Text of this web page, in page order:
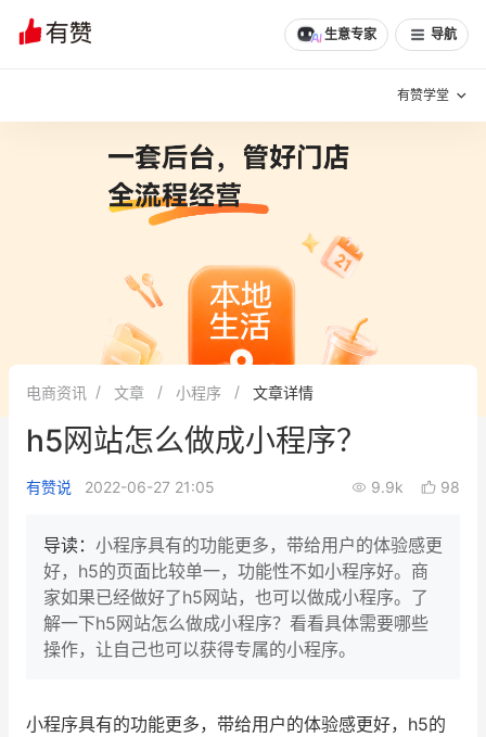
生意专家 导航
有赞学堂
增长方法
有赞专家说
新零售最佳实践
面对面聊增长
AllValue 战略合作
增长产品指南
智库 产品场景库
文章 问诊 分享
电商资讯 文章 小程序 文章详情
h5网站怎么做成小程序？
有赞说 2022-06-27 21:05 9.9k 98
导读： 小程序具有的功能更多，带给用户的体验感更
好，h5的页面比较单一，功能性不如小程序好。商
家如果已经做好了h5网站，也可以做成小程序。了
解一下h5网站怎么做成小程序？看看具体需要哪些
操作，让自己也可以获得专属的小程序。
小程序具有的功能更多，带给用户的体验感更好，h5的